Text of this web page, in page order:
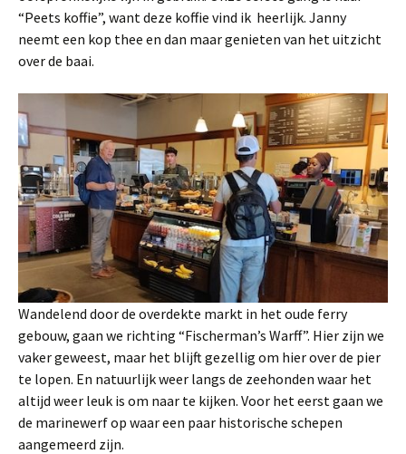
“Peets koffie”, want deze koffie vind ik heerlijk. Janny
neemt een kop thee en dan maar genieten van het uitzicht
over de baai.
Wandelend door de overdekte markt in het oude ferry
gebouw, gaan we richting “Fischerman’s Warff”. Hier zijn we
vaker geweest, maar het blijft gezellig om hier over de pier
te lopen. En natuurlijk weer langs de zeehonden waar het
altijd weer leuk is om naar te kijken. Voor het eerst gaan we
de marinewerf op waar een paar historische schepen
aangemeerd zijn.